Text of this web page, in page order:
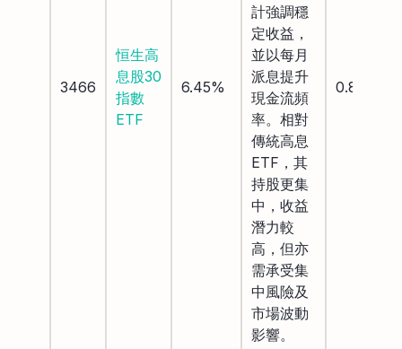
3466
恒生高
息股30
指數
ETF
6.45%
計強調穩
定收益，
並以每月
派息提升
現金流頻
率。相對
傳統高息
ETF，其
持股更集
中，收益
潛力較
高，但亦
需承受集
中風險及
市場波動
影響。
0.85%